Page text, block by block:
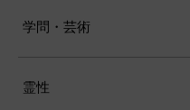
学問・芸術
霊性